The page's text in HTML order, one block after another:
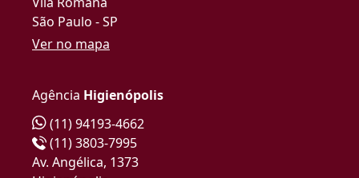
São Paulo - SP
Ver no mapa
Agência Higienópolis
(11) 94193-4662
(11) 3803-7995
Av. Angélica, 1373